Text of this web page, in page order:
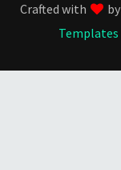
Crafted with by
Templates